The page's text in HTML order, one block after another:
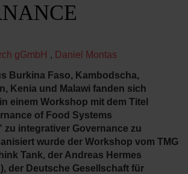
gGmbH , Daniel Montas
Burkina Faso, Kambodscha,
Kenia und Malawi fanden sich
einem Workshop mit dem Titel
of Food Systems
zu integrativer Governance zu
wurde der Workshop vom TMG
Tank, der Andreas Hermes
der Deutsche Gesellschaft für